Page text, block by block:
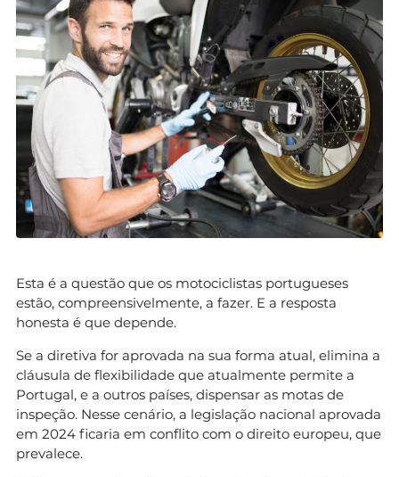
Esta é a questão que os motociclistas portugueses
estão, compreensivelmente, a fazer. E a resposta
honesta é que depende.
Se a diretiva for aprovada na sua forma atual, elimina a
cláusula de flexibilidade que atualmente permite a
Portugal, e a outros países, dispensar as motas de
inspeção. Nesse cenário, a legislação nacional aprovada
em 2024 ficaria em conflito com o direito europeu, que
prevalece.